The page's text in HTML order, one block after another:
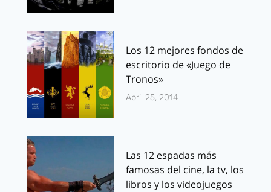
Los 12 mejores fondos de
escritorio de «Juego de
Tronos»
Abril 25, 2014
Las 12 espadas más
famosas del cine, la tv, los
libros y los videojuegos